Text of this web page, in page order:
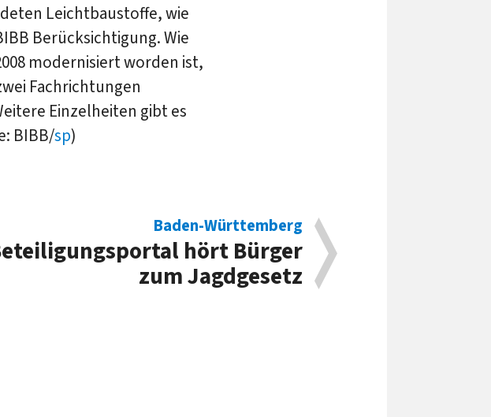
Leichtbaustoffe, wie
Berücksichtigung. Wie
modernisiert worden ist,
Fachrichtungen
Einzelheiten gibt es
BIBB/sp)
Baden-Württemberg
hört Bürger
zum Jagdgesetz